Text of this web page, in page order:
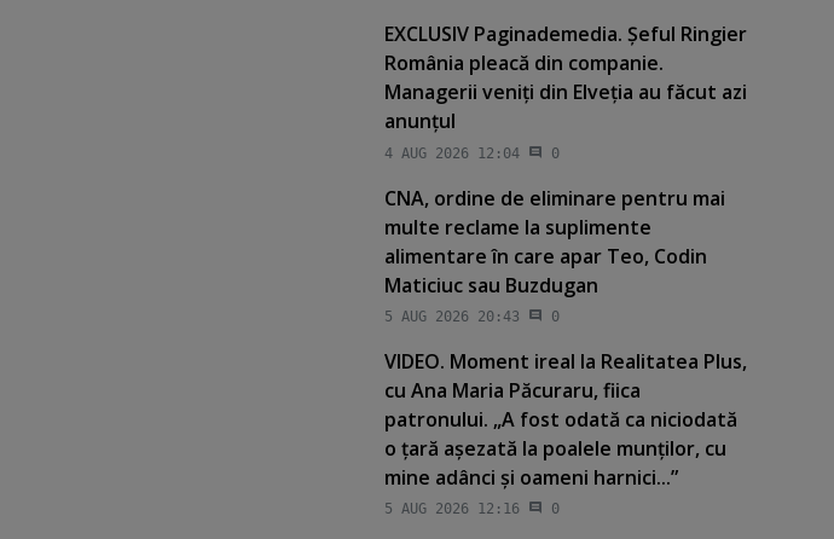
EXCLUSIV Paginademedia. Şeful Ringier
România pleacă din companie.
Managerii veniţi din Elveţia au făcut azi
anunţul
4 AUG 2026 12:04 0
CNA, ordine de eliminare pentru mai
multe reclame la suplimente
alimentare în care apar Teo, Codin
Maticiuc sau Buzdugan
5 AUG 2026 20:43 0
VIDEO. Moment ireal la Realitatea Plus,
cu Ana Maria Păcuraru, fiica
patronului. „A fost odată ca niciodată
o ţară aşezată la poalele munţilor, cu
mine adânci şi oameni harnici...”
5 AUG 2026 12:16 0